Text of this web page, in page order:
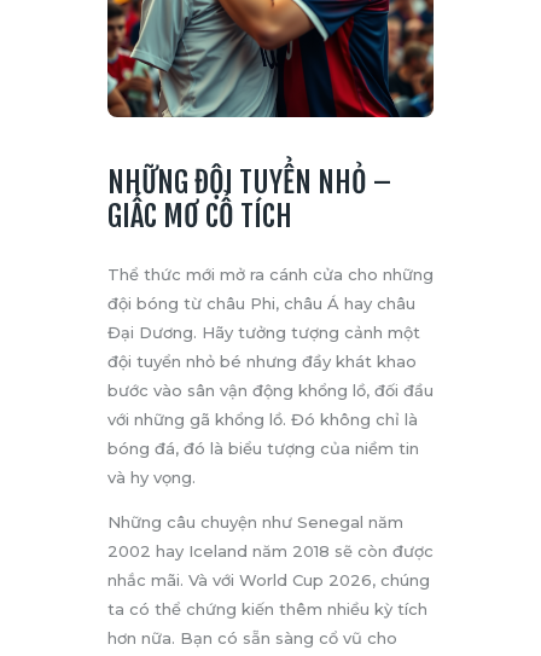
NHỮNG ĐỘI TUYỂN NHỎ –
GIẤC MƠ CỔ TÍCH
Thể thức mới mở ra cánh cửa cho những
đội bóng từ châu Phi, châu Á hay châu
Đại Dương. Hãy tưởng tượng cảnh một
đội tuyển nhỏ bé nhưng đầy khát khao
bước vào sân vận động khổng lồ, đối đầu
với những gã khổng lồ. Đó không chỉ là
bóng đá, đó là biểu tượng của niềm tin
và hy vọng.
Những câu chuyện như Senegal năm
2002 hay Iceland năm 2018 sẽ còn được
nhắc mãi. Và với World Cup 2026, chúng
ta có thể chứng kiến thêm nhiều kỳ tích
hơn nữa. Bạn có sẵn sàng cổ vũ cho